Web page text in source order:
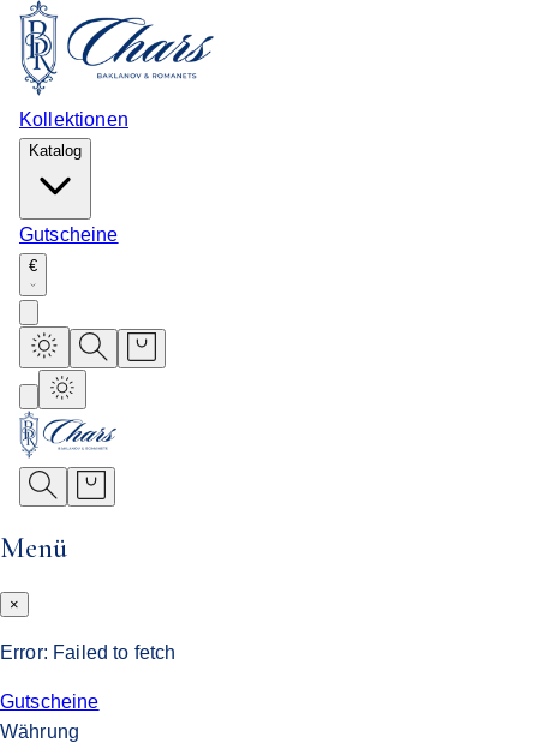
Kollektionen
Katalog
Gutscheine
€
Menü
×
Error: Failed to fetch
Gutscheine
Währung